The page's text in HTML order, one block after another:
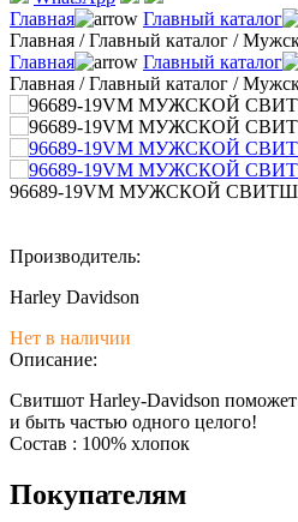
Главная
Главный каталог
Главная /Главный каталог /
Главная
Главный каталог
Главная /Главный каталог /
96689-19VM МУЖСКОЙ
Производитель:
Harley Davidson
Нет в наличии
Описание:
Свитшот Harley-Davidson
и быть частью одного целого!
Состав : 100% хлопок
Покупателям